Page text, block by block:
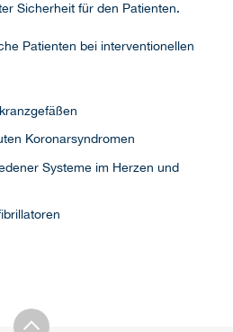
Sicherheit für den Patienten.
Patienten bei interventionellen
Koronarsyndromen
Systeme im Herzen und